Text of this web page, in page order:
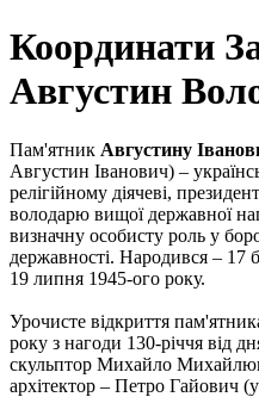
Координати
Августин
Пам'ятник Августину
Августин Іванович) –
релігійному діячеві,
володарю вищої державної
визначну особисту роль у
державності. Народився – 17
19 липня 1945-ого року.
Урочисте відкриття
року з нагоди 130-річчя від
скульптор Михайло
архітектор – Петро Гайович